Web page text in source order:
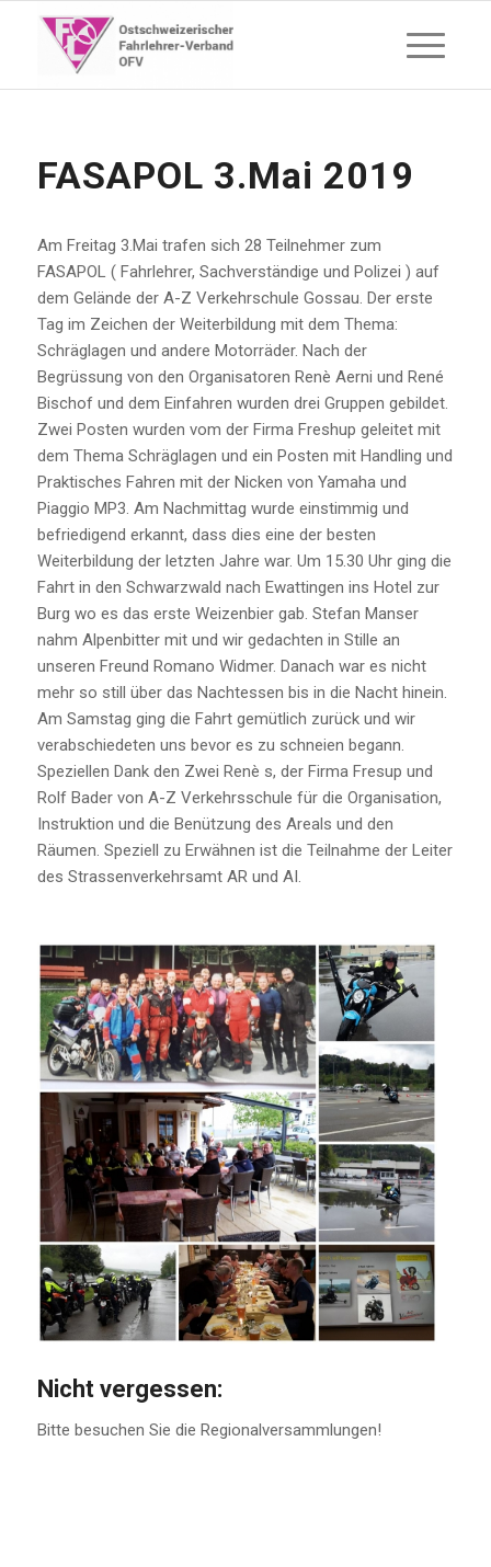
FASAPOL 3.Mai 2019
Am Freitag 3.Mai trafen sich 28 Teilnehmer zum
FASAPOL ( Fahrlehrer, Sachverständige und Polizei ) auf
dem Gelände der A-Z Verkehrschule Gossau. Der erste
Tag im Zeichen der Weiterbildung mit dem Thema:
Schräglagen und andere Motorräder. Nach der
Begrüssung von den Organisatoren Renè Aerni und René
Bischof und dem Einfahren wurden drei Gruppen gebildet.
Zwei Posten wurden vom der Firma Freshup geleitet mit
dem Thema Schräglagen und ein Posten mit Handling und
Praktisches Fahren mit der Nicken von Yamaha und
Piaggio MP3. Am Nachmittag wurde einstimmig und
befriedigend erkannt, dass dies eine der besten
Weiterbildung der letzten Jahre war. Um 15.30 Uhr ging die
Fahrt in den Schwarzwald nach Ewattingen ins Hotel zur
Burg wo es das erste Weizenbier gab. Stefan Manser
nahm Alpenbitter mit und wir gedachten in Stille an
unseren Freund Romano Widmer. Danach war es nicht
mehr so still über das Nachtessen bis in die Nacht hinein.
Am Samstag ging die Fahrt gemütlich zurück und wir
verabschiedeten uns bevor es zu schneien begann.
Speziellen Dank den Zwei Renè s, der Firma Fresup und
Rolf Bader von A-Z Verkehrsschule für die Organisation,
Instruktion und die Benützung des Areals und den
Räumen. Speziell zu Erwähnen ist die Teilnahme der Leiter
des Strassenverkehrsamt AR und AI.
Nicht vergessen:
Bitte besuchen Sie die Regionalversammlungen!